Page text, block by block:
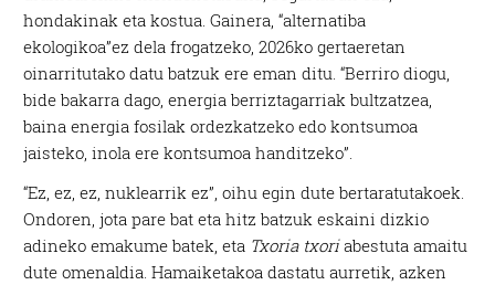
hondakinak eta kostua. Gainera, “alternatiba
ekologikoa”ez dela frogatzeko, 2026ko gertaeretan
oinarritutako datu batzuk ere eman ditu. “Berriro diogu,
bide bakarra dago, energia berriztagarriak bultzatzea,
baina energia fosilak ordezkatzeko edo kontsumoa
jaisteko, inola ere kontsumoa handitzeko”.
“Ez, ez, ez, nuklearrik ez”, oihu egin dute bertaratutakoek.
Ondoren, jota pare bat eta hitz batzuk eskaini dizkio
adineko emakume batek, eta Txoria txoriabestuta amaitu
dute omenaldia. Hamaiketakoa dastatu aurretik, azken